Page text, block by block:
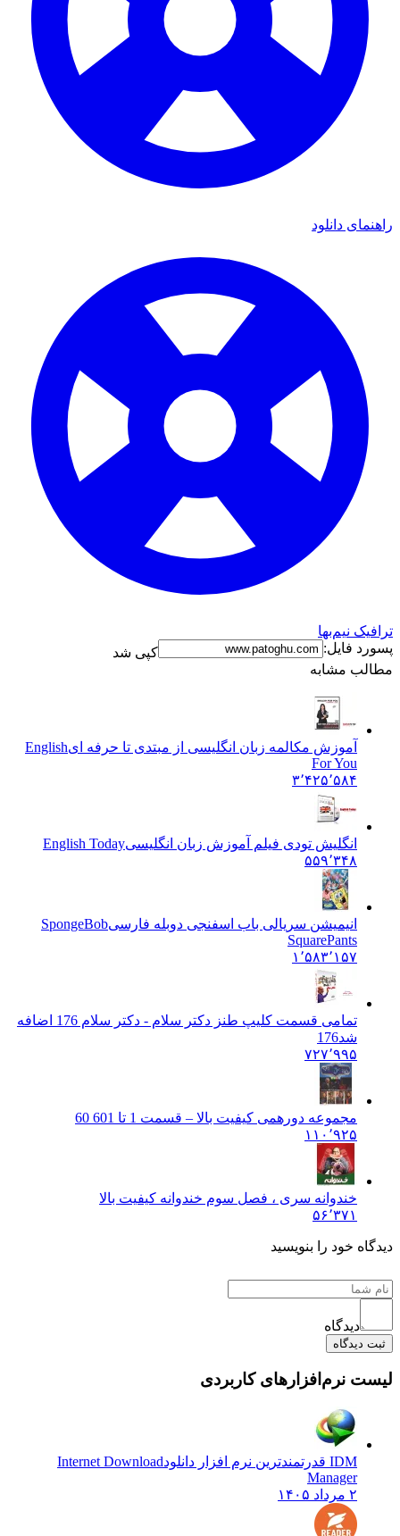
راهنمای دانلود
ترافیک نیم‌بها
پسورد فایل:
کپی شد
مطالب مشابه
آموزش مکالمه زبان انگلیسی از مبتدی تا حرفه ایEnglish
For You
۳٬۴۲۵٬۵۸۴
انگلیش تودی فیلم آموزش زبان انگليسیEnglish Today
۵۵۹٬۳۴۸
انیمیشن سریالی باب اسفنجی دوبله فارسیSpongeBob
SquarePants
۱٬۵۸۳٬۱۵۷
تمامی قسمت کلیپ طنز دکتر سلام - دکتر سلام 176 اضافه
شد176
۷۲۷٬۹۹۵
مجموعه دورهمی کیفیت بالا – قسمت 1 تا 60
1 60
۱۱۰٬۹۲۵
خندوانه سری ، فصل سوم خندوانه کیفیت بالا
۵۶٬۳۷۱
دیدگاه خود را بنویسید
دیدگاه
ثبت دیدگاه
لیست نرم‌افزارهای کاربردی
IDM قدرتمندترین نرم افزار دانلود
Internet Download
Manager
۲ مرداد ۱۴۰۵